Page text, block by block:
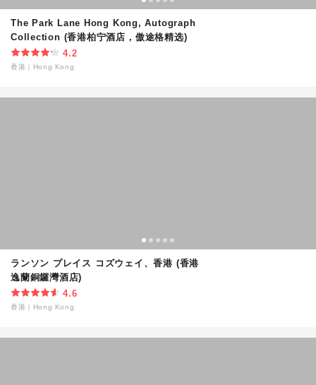
The Park Lane Hong Kong, Autograph
Collection (香港柏宁酒店，傲途格精选)
4.2
香港 Hong Kong
ランソン プレイス コズウェイ、香港 (香港
逸蘭銅鑼灣酒店)
4.6
香港 Hong Kong